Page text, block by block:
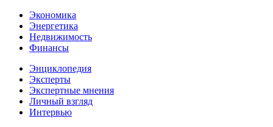
Экономика
Энергетика
Недвижимость
Финансы
Энциклопедия
Эксперты
Экспертные мнения
Личный взгляд
Интервью